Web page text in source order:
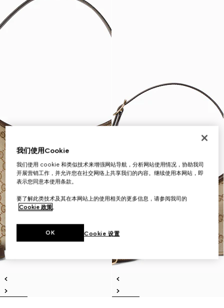
我们使用Cookie
我们使用 cookie 和类似技术来增强网站导航，分析网站使用情况，协助我司
开展营销工作，并允许您在社交网络上共享我们的内容。继续使用本网站，即
表示您同意本使用条款。
要了解此类技术及其在本网站上的使用相关的更多信息，请参阅我司的
Cookie 政策。
Cookie 设置
OK